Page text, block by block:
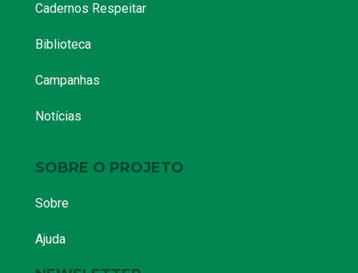
Cadernos Respeitar
Biblioteca
Campanhas
Notícias
SOBRE O PROJETO
Sobre
Ajuda